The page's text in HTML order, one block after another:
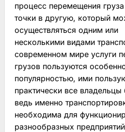
процесс перемещения
точки в другую, который
осуществляться одним или
несколькими видами
современном мире услуги
грузов пользуются
популярностью, ими
практически все
ведь именно
необходима для
разнообразных